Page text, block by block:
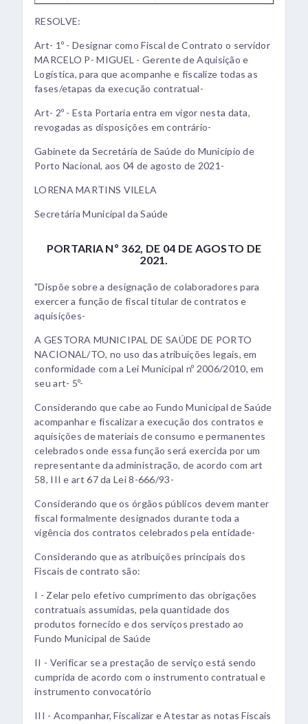
RESOLVE:
Art- 1º - Designar como Fiscal de Contrato o servidor
MARCELO P- MIGUEL - Gerente de Aquisição e
Logística, para que acompanhe e fiscalize todas as
fases/etapas da execução contratual-
Art- 2º - Esta Portaria entra em vigor nesta data,
revogadas as disposições em contrário-
Gabinete da Secretária de Saúde do Município de
Porto Nacional, aos 04 de agosto de 2021-
LORENA MARTINS VILELA
Secretária Municipal da Saúde
PORTARIA Nº 362, DE 04 DE AGOSTO DE
2021.
"Dispõe sobre a designação de colaboradores para
exercer a função de fiscal titular de contratos e
aquisições-
A GESTORA MUNICIPAL DE SAÚDE DE PORTO
NACIONAL/TO, no uso das atribuições legais, em
conformidade com a Lei Municipal nº 2006/2010, em
seu art- 5º-
Considerando que cabe ao Fundo Municipal de Saúde
acompanhar e fiscalizar a execução dos contratos e
aquisições de materiais de consumo e permanentes
celebrados onde essa função será exercida por um
representante da administração, de acordo com art
58, III e art 67 da Lei 8-666/93-
Considerando que os órgãos públicos devem manter
fiscal formalmente designados durante toda a
vigência dos contratos celebrados pela entidade-
Considerando que as atribuições principais dos
Fiscais de contrato são:
I - Zelar pelo efetivo cumprimento das obrigações
contratuais assumidas, pela quantidade dos
produtos fornecido e dos serviços prestado ao
Fundo Municipal de Saúde
II - Verificar se a prestação de serviço está sendo
cumprida de acordo com o instrumento contratual e
instrumento convocatório
III - Acompanhar, Fiscalizar e Atestar as notas Fiscais